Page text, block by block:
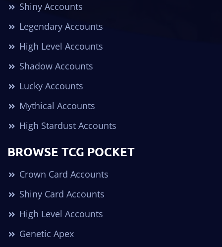
Shiny Accounts
Legendary Accounts
High Level Accounts
Shadow Accounts
Lucky Accounts
Mythical Accounts
High Stardust Accounts
BROWSE TCG POCKET
Crown Card Accounts
Shiny Card Accounts
High Level Accounts
Genetic Apex